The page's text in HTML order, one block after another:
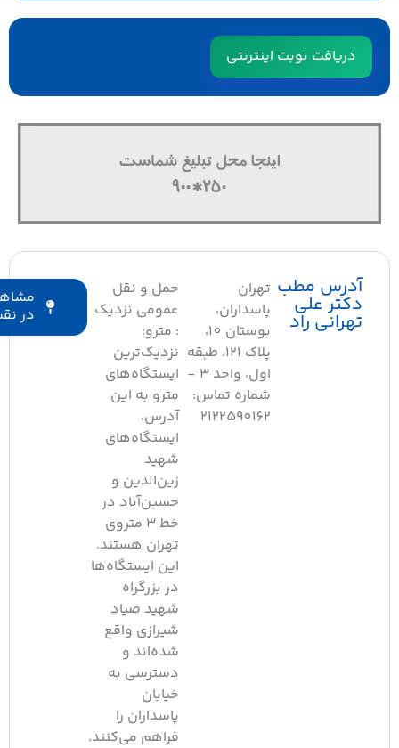
دریافت نوبت اینترنتی
آدرس مطب
دکتر علی
تهرانی راد
تهران
پاسداران،
بوستان 10،
پلاک 121، طبقه
اول، واحد 3 -
شماره تماس:
2122590162
حمل و نقل
عمومی نزدیک
: مترو:
نزدیک‌ترین
ایستگاه‌های
مترو به این
آدرس،
ایستگاه‌های
زین‌الدین و
حسین‌آباد در
خط ۳ متروی
تهران هستند.
این ایستگاه‌ها
در بزرگراه
شهید صیاد
شیرازی واقع
شده‌اند و
دسترسی به
پاسداران را
فراهم می‌کنند.​
مشاهده
در نقشه